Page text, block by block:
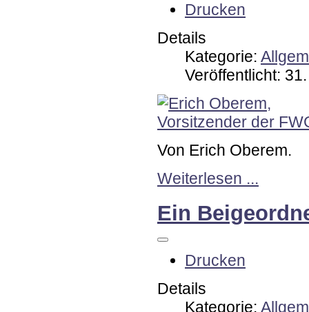
Drucken
Details
Kategorie:
Veröffentlicht:
Von Erich Oberem.
Weiterlesen ...
Ein
Drucken
Details
Kategorie: